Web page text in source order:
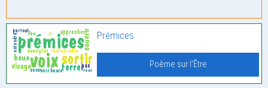
Prémices
Poème sur l'Être